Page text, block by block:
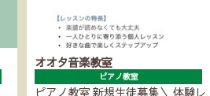
オオタ音楽教室
ピアノ教室
ピアノ教室 新規生徒募集＼ 体験レ